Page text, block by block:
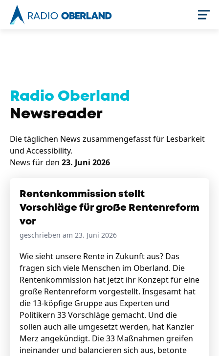
Newsreader
Stellenangebote
Unternehmen
Das geheime Geräusch
Wandern
Fotobox
Amphibienschutz
Team
Service
Handwerker
Radio Oberland
Newsreader
Die täglichen News zusammengefasst für Lesbarkeit
und Accessibility.
News für den 23. Juni 2026
Rentenkommission stellt
Vorschläge für große Rentenreform
vor
geschrieben am 23. Juni 2026
Wie sieht unsere Rente in Zukunft aus? Das
fragen sich viele Menschen im Oberland. Die
Rentenkommission hat jetzt ihr Konzept für eine
große Rentenreform vorgestellt. Insgesamt hat
die 13-köpfige Gruppe aus Experten und
Politikern 33 Vorschläge gemacht. Und die
sollen auch alle umgesetzt werden, hat Kanzler
Merz angekündigt. Die 33 Maßnahmen greifen
ineinander und balancieren sich aus, betonte